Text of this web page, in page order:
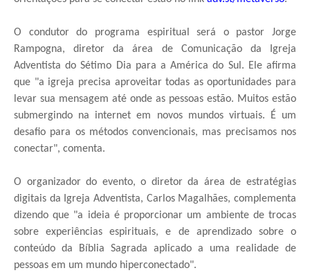
O condutor do programa espiritual será o pastor Jorge
Rampogna, diretor da área de Comunicação da Igreja
Adventista do Sétimo Dia para a América do Sul. Ele afirma
que "a igreja precisa aproveitar todas as oportunidades para
levar sua mensagem até onde as pessoas estão. Muitos estão
submergindo na internet em novos mundos virtuais. É um
desafio para os métodos convencionais, mas precisamos nos
conectar", comenta.
O organizador do evento, o diretor da área de estratégias
digitais da Igreja Adventista, Carlos Magalhães, complementa
dizendo que "a ideia é proporcionar um ambiente de trocas
sobre experiências espirituais, e de aprendizado sobre o
conteúdo da Bíblia Sagrada aplicado a uma realidade de
pessoas em um mundo hiperconectado".